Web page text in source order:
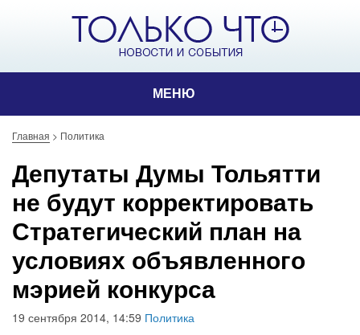
МЕНЮ
Главная > Политика
Депутаты Думы Тольятти
не будут корректировать
Стратегический план на
условиях объявленного
мэрией конкурса
19 сентября 2014, 14:59 Политика